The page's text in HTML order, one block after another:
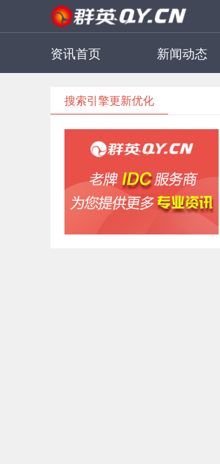
资讯首页 新闻动态
搜索引擎更新优化